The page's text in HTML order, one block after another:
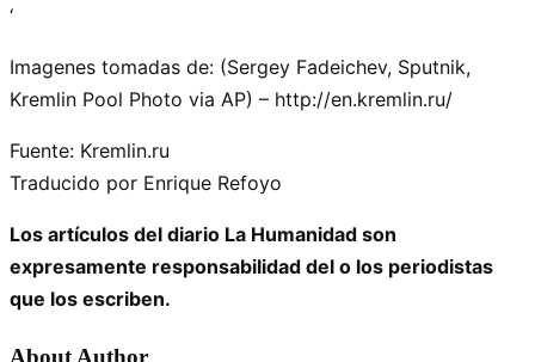
‘
Imagenes tomadas de: (Sergey Fadeichev, Sputnik,
Kremlin Pool Photo via AP) – http://en.kremlin.ru/
Fuente: Kremlin.ru
Traducido por Enrique Refoyo
Los artículos del diario La Humanidad son
expresamente responsabilidad del o los periodistas
que los escriben.
About Author